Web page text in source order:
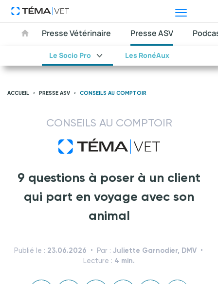
Presse Vétérinaire Presse ASV
Le Socio Pro Les RonéAux
ACCUEIL PRESSE ASV CONSEILS AU COMPTOIR
CONSEILS AU COMPTOIR
9 questions à poser à un client
qui part en voyage avec son
animal
Publié le : 23.06.2026 Par : Juliette Garnodier, DMV
Lecture : 4 min.